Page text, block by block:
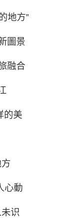
地方”
圖景
融合
的美
心動
识